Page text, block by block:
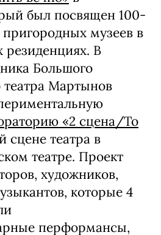
был посвящен 100-
музеев в
В
Большого
театра Мартынов
«2 сцена/To
сцене театра в
театре. Проект
художников,
которые 4
перформансы,